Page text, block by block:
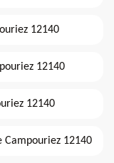
12140
12140
12140
12140